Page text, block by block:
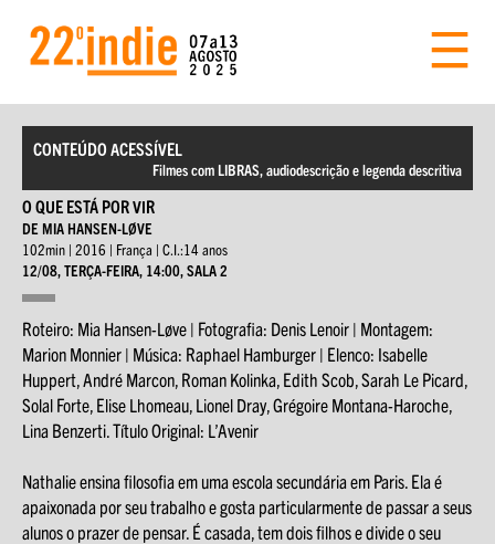
CONTEÚDO ACESSÍVEL
Filmes com LIBRAS, audiodescrição e legenda descritiva
O QUE ESTÁ POR VIR
DE MIA HANSEN-LØVE
102min | 2016 | França | C.I.:14 anos
12/08, TERÇA-FEIRA, 14:00, SALA 2
Roteiro: Mia Hansen-Løve | Fotografia: Denis Lenoir | Montagem:
Marion Monnier | Música: Raphael Hamburger | Elenco: Isabelle
Huppert, André Marcon, Roman Kolinka, Edith Scob, Sarah Le Picard,
Solal Forte, Elise Lhomeau, Lionel Dray, Grégoire Montana-Haroche,
Lina Benzerti. Título Original: L’Avenir
Nathalie ensina filosofia em uma escola secundária em Paris. Ela é
apaixonada por seu trabalho e gosta particularmente de passar a seus
alunos o prazer de pensar. É casada, tem dois filhos e divide o seu